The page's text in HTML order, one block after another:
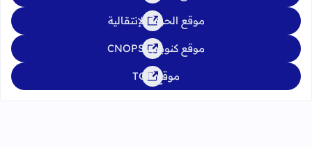
موقع الحركة الإنتقالية
موقع كنوبس CNOPS
موقع TGR